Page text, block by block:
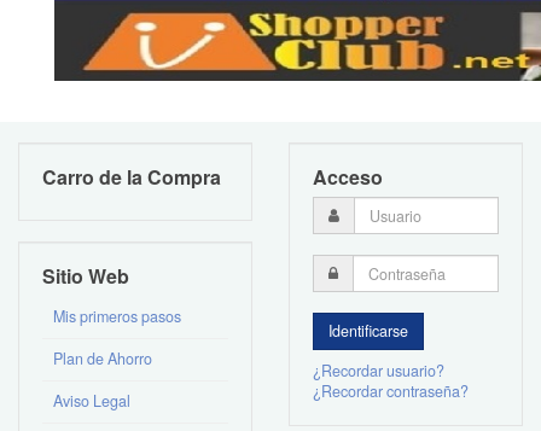
Carro de la Compra
Sitio Web
Mis primeros pasos
Plan de Ahorro
Aviso Legal
Acceso
¿Recordar usuario?
¿Recordar contraseña?